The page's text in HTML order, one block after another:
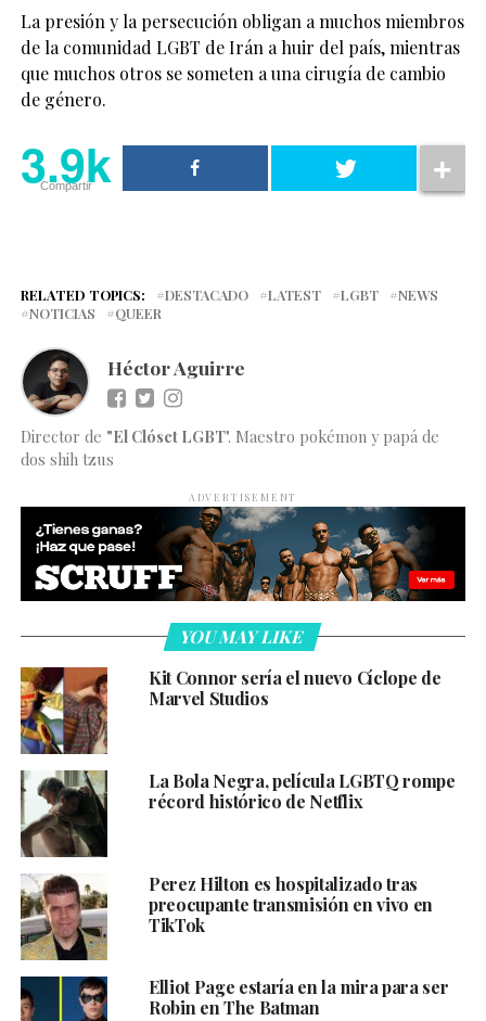
La presión y la persecución obligan a muchos miembros
de la comunidad LGBT de Irán a huir del país, mientras
que muchos otros se someten a una cirugía de cambio
de género.
3.9k
Compartir
RELATED TOPICS: DESTACADO LATEST LGBT
NEWS
NOTICIAS
QUEER
Héctor Aguirre
Director de "El Clóset LGBT". Maestro pokémon y papá de
dos shih tzus
ADVERTISEMENT
YOU MAY LIKE
Kit Connor sería el nuevo Cíclope de
Marvel Studios
La Bola Negra, película LGBTQ rompe
récord histórico de Netflix
Perez Hilton es hospitalizado tras
preocupante transmisión en vivo en
TikTok
Elliot Page estaría en la mira para ser
Robin en The Batman